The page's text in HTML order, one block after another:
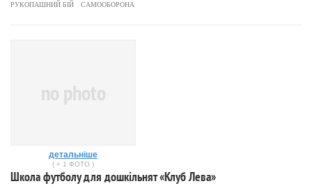
РУКОПАШНИЙ БІЙ САМООБОРОНА
no photo
детальніше
( + 1 ФОТО )
Школа футболу для дошкільнят «Клуб Лева»